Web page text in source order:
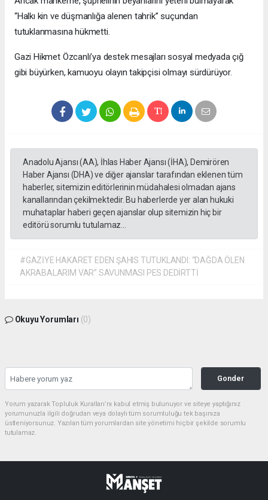
“Halkı kin ve düşmanlığa alenen tahrik” suçundan
tutuklanmasına hükmetti.
Gazi Hikmet Özcanlı’ya destek mesajları sosyal medyada çığ
gibi büyürken, kamuoyu olayın takipçisi olmayı sürdürüyor.
Anadolu Ajansı (AA), İhlas Haber Ajansı (İHA), Demirören
Haber Ajansı (DHA) ve diğer ajanslar tarafından eklenen tüm
haberler, sitemizin editörlerinin müdahalesi olmadan ajans
kanallarından çekilmektedir. Bu haberlerde yer alan hukuki
muhataplar haberi geçen ajanslar olup sitemizin hiç bir
editörü sorumlu tutulamaz...
#GAZİYE HAKARET EDEN ŞAHIS TUTUKLANDI: “DAĞDA ÖLEN
AKRABALARIM VAR” SAVUNMASI PES DEDİRTTİ
Okuyu Yorumları (0)
Gonder
Yorum yazarak Topluluk Kuralları’nı kabul etmiş bulunuyor ve siteye yaptığınız
yorumunuzla ilgili doğrudan veya dolaylı tüm sorumluluğu tek başınıza
üstleniyorsunuz. Yazılan tüm yorumlardan site yönetimi hiçbir şekilde sorumlu
tutulamaz.